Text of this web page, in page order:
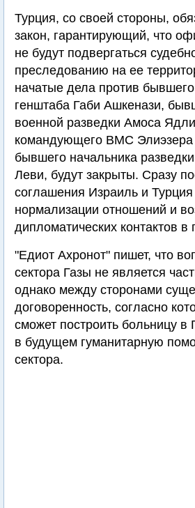
Турция, со своей стороны,
закон, гарантирующий, что
не будут подвергаться
преследованию на ее
начатые дела против
генштаба Габи Ашкенази,
военной разведки Амоса
командующего ВМС
бывшего начальника
Леви, будут закрыты. Сразу
соглашения Израиль и
нормализации отношений и
дипломатических контактов
"Едиот Ахронот" пишет, что
сектора Газы не является
однако между сторонами
договоренность, согласно
сможет построить больницу в
в будущем гуманитарную
сектора.